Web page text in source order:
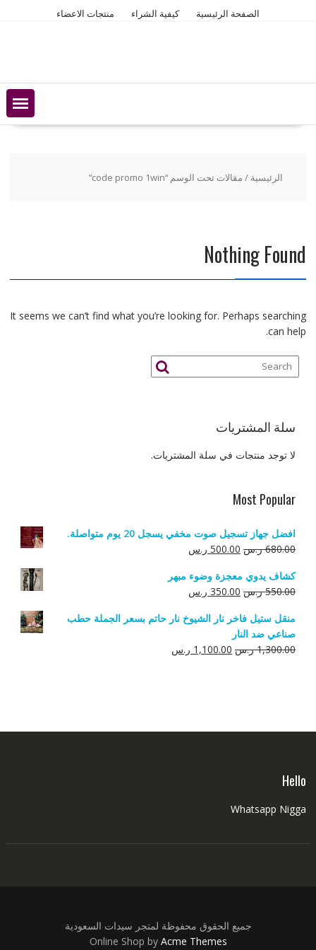
الصفحة الرئيسية كيفية الشراء منتجات الاعضاء
الرئيسية / مقالات تحت الوسم “code promo 1win”
Nothing Found
It seems we can’t find what you’re looking for. Perhaps searching
can help.
سلة المشتريات
لا توجد منتجات في سلة المشتريات.
Most Popular
افضل جهاز تسجيل صوت مخفي يسجل 20 يوم متواصلة.
680.00 ر.س السعر
هو:
680.00 ر.س.
500.00 ر.سالسعر
هو:
500.00 ر.س.
كشاف يدوي معجزة وضوء مبهر
550.00 ر.س السعر
هو:
550.00 ر.س.
350.00 ر.سالسعر
هو:
منقل ستيل فاخر نار الشيوخ نار حاتم بسعر الجملة حطب
صناعي ضد النار
1,300.00 ر.س السعر
1,100.00 ر.سالسعر
Hello
Whatsapp Nigga
جميع الحقوق محفوظة لمتجر سيدات السعودية
Online Shop by Acme Themes